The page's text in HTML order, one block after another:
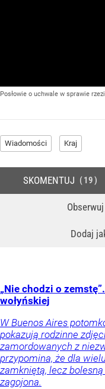
Posłowie o uchwale w sprawie
Wiadomości Kraj
Dodaj
SKOMENTUJ 19
„Nie chodzi o
wołyńskiej
W Buenos Aires
pokazują rodzinne
zamordowanych z
przypomina, że dla
zamkniętą, lecz
zagojona.